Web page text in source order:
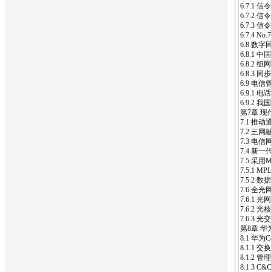
6.7.1 信
6.7.2 信
6.7.3 信
6.7.4
6.8 数字
6.8.1 中
6.8.2 组
6.8.3 同
6.9 电信
6.9.1 电
6.9.2 我
第7章 现
7.1 推动
7.2 三网
7.3 电信
7.4 新一
7.5 采用
7.5.1
7.5.2 数
7.6 全光
7.6.1 光
7.6.2 光
7.6.3 光
第8章 华
8.1 华为
8.1.1 交
8.1.2 管
8.1.3